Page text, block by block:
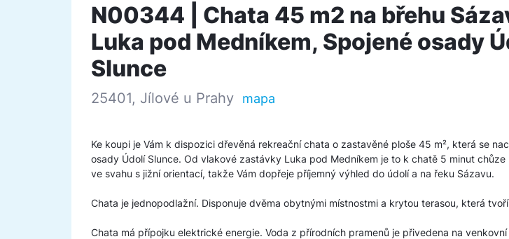
N00344 | Chata 45 m2 na břehu
Luka pod Medníkem, Spojené osady
Slunce
25401, Jílové u Prahy mapa
Ke koupi je Vám k dispozici dřevěná rekreační chata o zastavěné ploše 45 m², která se
osady Údolí Slunce. Od vlakové zastávky Luka pod Medníkem je to k chatě 5 minut
ve svahu s jižní orientací, takže Vám dopřeje příjemný výhled do údolí a na řeku Sázavu.
Chata je jednopodlažní. Disponuje dvěma obytnými místnostmi a krytou terasou, která
Chata má přípojku elektrické energie. Voda z přírodních pramenů je přivedena na